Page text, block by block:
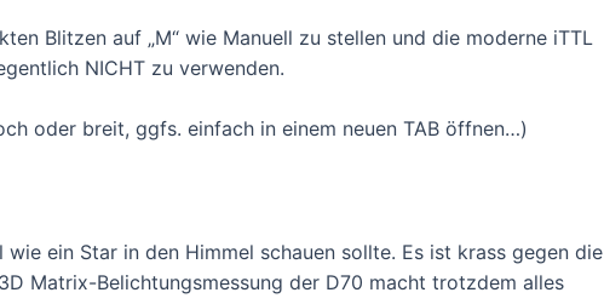
Blitzen auf „M“ wie Manuell zu stellen und die moderne iTTL
NICHT zu verwenden.
oder breit, ggfs. einfach in einem neuen TAB öffnen…)
ein Star in den Himmel schauen sollte. Es ist krass gegen die
Matrix-Belichtungsmessung der D70 macht trotzdem alles